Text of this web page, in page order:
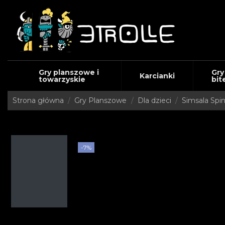
Gry planszowe i
towarzyskie Karcianki
Strona główna Gry Planszowe Dla dzieci Simsala
-7%